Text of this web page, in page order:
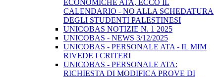
ECONOMICHE ATA, ECCO IL
CALENDARIO - NO ALLA SCHEDATURA
DEGLI STUDENTI PALESTINESI
UNICOBAS NOTIZIE N. 1 2025
UNICOBAS - NEWS 3/12/2025
UNICOBAS - PERSONALE ATA - IL MIM
RIVEDE I CRITERI
UNICOBAS - PERSONALE ATA:
RICHIESTA DI MODIFICA PROVE DI